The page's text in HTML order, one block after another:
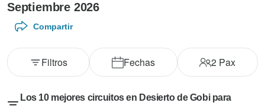
Septiembre 2026
Compartir
Fechas 2 Pax
Filtros
Los 10 mejores circuitos en Desierto de Gobi para